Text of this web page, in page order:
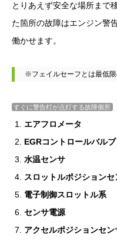
とりあえず安全な場所まで
た箇所の故障はエンジン警
働かせます。
※フェイルセーフとは最低
すぐに警告灯が点灯する故障個所
エアフロメータ
EGRコントロールバルブ
水温センサ
スロットルポジションセ
電子制御スロットル系
センサ電源
アクセルポジションセン